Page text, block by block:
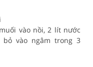
vào nồi, 2 lít nước
vào ngâm trong 3